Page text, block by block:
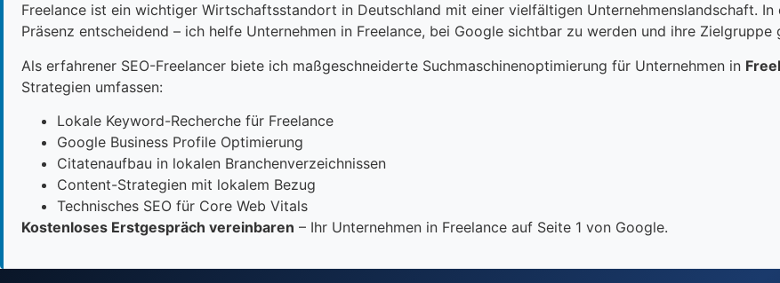
Freelance ist ein wichtiger Wirtschaftsstandort in Deutschland mit einer vielfältigen Unternehmenslandschaft.
Präsenz entscheidend – ich helfe Unternehmen in Freelance, bei Google sichtbar zu werden und ihre Zielgruppe
Als erfahrener SEO-Freelancer biete ich maßgeschneiderte Suchmaschinenoptimierung für Unternehmen in
Strategien umfassen:
Lokale Keyword-Recherche für Freelance
Google Business Profile Optimierung
Citatenaufbau in lokalen Branchenverzeichnissen
Content-Strategien mit lokalem Bezug
Technisches SEO für Core Web Vitals
Kostenloses Erstgespräch vereinbaren – Ihr Unternehmen in Freelance auf Seite 1 von Google.